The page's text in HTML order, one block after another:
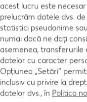
acest lucru este
prelucrăm datele dvs.
statistici pseudonime
numai dacă ne dați
asemenea,
datelor cu caracter
Opțiunea „Setări”
inclusiv cu privire la
datelor dvs., în Politica